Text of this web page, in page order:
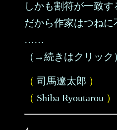
しかも割符が一致す
だから作家はつねに
……
（→続きはクリック
（ 司馬遼太郎 ）
（ Shiba Ryoutarou ）